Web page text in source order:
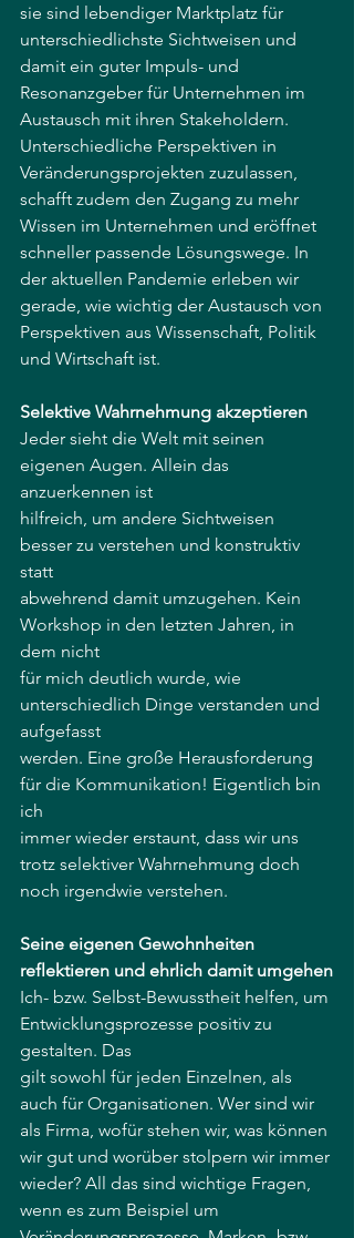
sie sind lebendiger Marktplatz für
unterschiedlichste Sichtweisen und
damit ein guter Impuls- und
Resonanzgeber für Unternehmen im
Austausch mit ihren Stakeholdern.
Unterschiedliche Perspektiven in
Veränderungsprojekten zuzulassen,
schafft zudem den Zugang zu mehr
Wissen im Unternehmen und eröffnet
schneller passende Lösungswege. In
der aktuellen Pandemie erleben wir
gerade, wie wichtig der Austausch von
Perspektiven aus Wissenschaft, Politik
und Wirtschaft ist.
Selektive Wahrnehmung akzeptieren
Jeder sieht die Welt mit seinen
eigenen Augen. Allein das
anzuerkennen ist
hilfreich, um andere Sichtweisen
besser zu verstehen und konstruktiv
statt
abwehrend damit umzugehen. Kein
Workshop in den letzten Jahren, in
dem nicht
für mich deutlich wurde, wie
unterschiedlich Dinge verstanden und
aufgefasst
werden. Eine große Herausforderung
für die Kommunikation! Eigentlich bin
ich
immer wieder erstaunt, dass wir uns
trotz selektiver Wahrnehmung doch
noch irgendwie verstehen.
Seine eigenen Gewohnheiten
reflektieren und ehrlich damit umgehen
Ich- bzw. Selbst-Bewusstheit helfen, um
Entwicklungsprozesse positiv zu
gestalten. Das
gilt sowohl für jeden Einzelnen, als
auch für Organisationen. Wer sind wir
als Firma, wofür stehen wir, was können
wir gut und worüber stolpern wir immer
wieder? All das sind wichtige Fragen,
wenn es zum Beispiel um